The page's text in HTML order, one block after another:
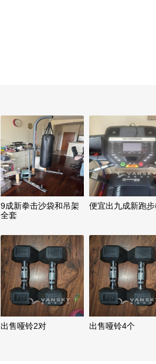
9成新拳击沙袋和吊架
全套
便宜出九成新跑
出售哑铃2对 出售哑铃4个